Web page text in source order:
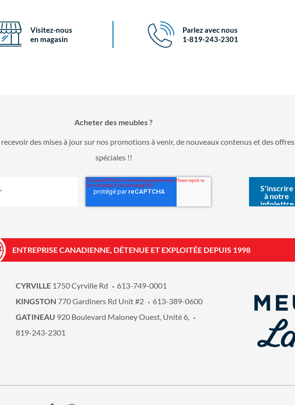
Visitez-nous
en magasin
Parlez avec nous
1-819-243-2301
Acheter des meubles ?
des mises à jour sur nos promotions à venir, de nouveaux contenus et des offres
spéciales !!
ENTREPRISE CANADIENNE, DÉTENUE ET EXPLOITÉE DEPUIS 1998
CYRVILLE 1750 Cyrville Rd
613-749-0001
KINGSTON 770 Gardiners Rd Unit #2
613-389-0600
GATINEAU 920 Boulevard Maloney Ouest, Unité 6,
819-243-2301